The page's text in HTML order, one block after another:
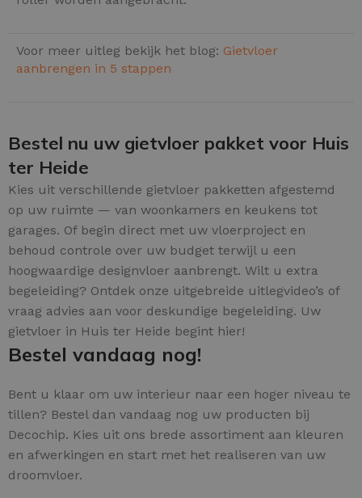
Voor meer uitleg bekijk het blog: Gietvloer
aanbrengen in 5 stappen
Bestel nu uw gietvloer pakket voor Huis
ter Heide
Kies uit verschillende gietvloer pakketten afgestemd
op uw ruimte — van woonkamers en keukens tot
garages. Of begin direct met uw vloerproject en
behoud controle over uw budget terwijl u een
hoogwaardige designvloer aanbrengt. Wilt u extra
begeleiding? Ontdek onze uitgebreide uitlegvideo’s of
vraag advies aan voor deskundige begeleiding. Uw
gietvloer in Huis ter Heide begint hier!
Bestel vandaag nog!
Bent u klaar om uw interieur naar een hoger niveau te
tillen? Bestel dan vandaag nog uw producten bij
Decochip. Kies uit ons brede assortiment aan kleuren
en afwerkingen en start met het realiseren van uw
droomvloer.